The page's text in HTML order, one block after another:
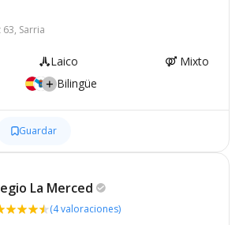
Sarria
Laico
Mixto
Bilingüe
Guardar
La Merced
(4 valoraciones)